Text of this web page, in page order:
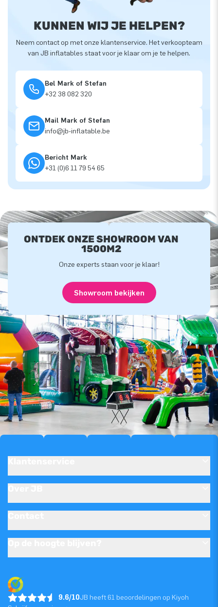
KUNNEN WIJ JE HELPEN?
Neem contact op met onze klantenservice. Het verkoopteam
van JB inflatables staat voor je klaar om je te helpen.
Bel Mark of Stefan
+32 38 082 320
Mail Mark of Stefan
info@jb-inflatable.be
Bericht Mark
+31 (0)6 11 79 54 65
ONTDEK ONZE SHOWROOM VAN
1500M2
Onze experts staan voor je klaar!
Showroom bekijken
9.6/10JB heeft 61 beoordelingen op Kiyoh